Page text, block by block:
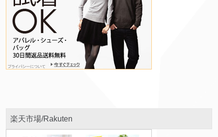
楽天市場/Rakuten